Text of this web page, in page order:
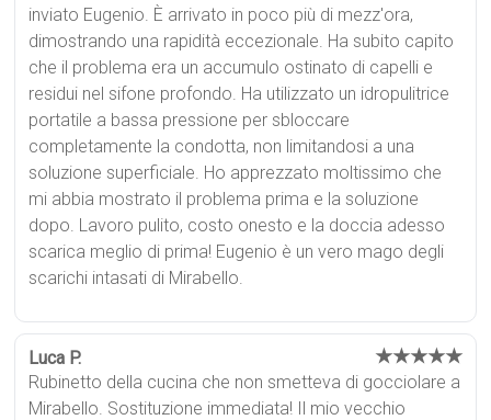
inviato Eugenio. È arrivato in poco più di mezz'ora,
dimostrando una rapidità eccezionale. Ha subito capito
che il problema era un accumulo ostinato di capelli e
residui nel sifone profondo. Ha utilizzato un idropulitrice
portatile a bassa pressione per sbloccare
completamente la condotta, non limitandosi a una
soluzione superficiale. Ho apprezzato moltissimo che
mi abbia mostrato il problema prima e la soluzione
dopo. Lavoro pulito, costo onesto e la doccia adesso
scarica meglio di prima! Eugenio è un vero mago degli
scarichi intasati di Mirabello.
Luca P. ★★★★★
Rubinetto della cucina che non smetteva di gocciolare a
Mirabello. Sostituzione immediata! Il mio vecchio